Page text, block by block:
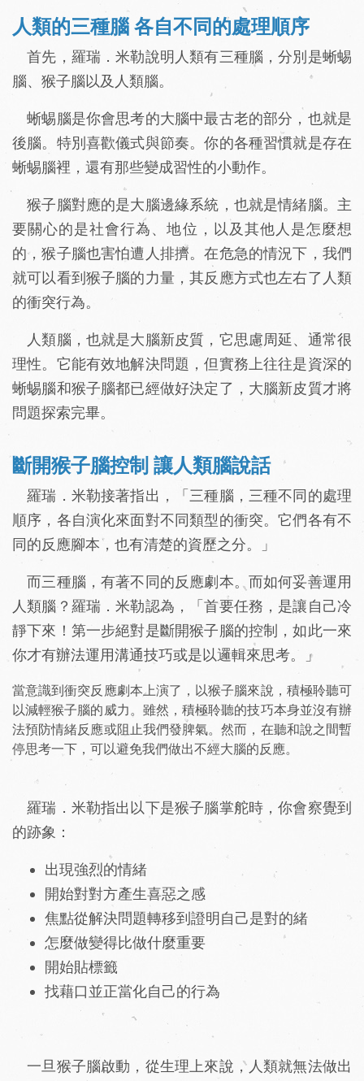
人類的三種腦 各自不同的處理順序
首先，羅瑞．米勒說明人類有三種腦，分別是蜥蜴
腦、猴子腦以及人類腦。
蜥蜴腦是你會思考的大腦中最古老的部分，也就是
後腦。特別喜歡儀式與節奏。你的各種習慣就是存在
蜥蜴腦裡，還有那些變成習性的小動作。
猴子腦對應的是大腦邊緣系統，也就是情緒腦。主
要關心的是社會行為、地位，以及其他人是怎麼想
的，猴子腦也害怕遭人排擠。在危急的情況下，我們
就可以看到猴子腦的力量，其反應方式也左右了人類
的衝突行為。
人類腦，也就是大腦新皮質，它思慮周延、通常很
理性。它能有效地解決問題，但實務上往往是資深的
蜥蜴腦和猴子腦都已經做好決定了，大腦新皮質才將
問題探索完畢。
斷開猴子腦控制 讓人類腦說話
羅瑞．米勒接著指出，「三種腦，三種不同的處理
順序，各自演化來面對不同類型的衝突。它們各有不
同的反應腳本，也有清楚的資歷之分。」
而三種腦，有著不同的反應劇本。而如何妥善運用
人類腦？羅瑞．米勒認為，「首要任務，是讓自己冷
靜下來！第一步絕對是斷開猴子腦的控制，如此一來
你才有辦法運用溝通技巧或是以邏輯來思考。」
當意識到衝突反應劇本上演了，以猴子腦來說，積極聆聽可
以減輕猴子腦的威力。雖然，積極聆聽的技巧本身並沒有辦
法預防情緒反應或阻止我們發脾氣。然而，在聽和說之間暫
停思考一下，可以避免我們做出不經大腦的反應。
羅瑞．米勒指出以下是猴子腦掌舵時，你會察覺到
的跡象：
出現強烈的情緒
開始對對方產生喜惡之感
焦點從解決問題轉移到證明自己是對的緒
怎麼做變得比做什麼重要
開始貼標籤
找藉口並正當化自己的行為
一旦猴子腦啟動，從生理上來說，人類就無法做出